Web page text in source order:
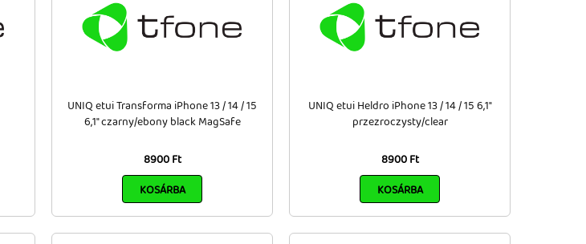
UNIQ etui Transforma iPhone 13 / 14 / 15
6,1" czarny/ebony black MagSafe
8900 Ft
KOSÁRBA
UNIQ etui Heldro iPhone 13 / 14 / 15 6,1"
przezroczysty/clear
8900 Ft
KOSÁRBA